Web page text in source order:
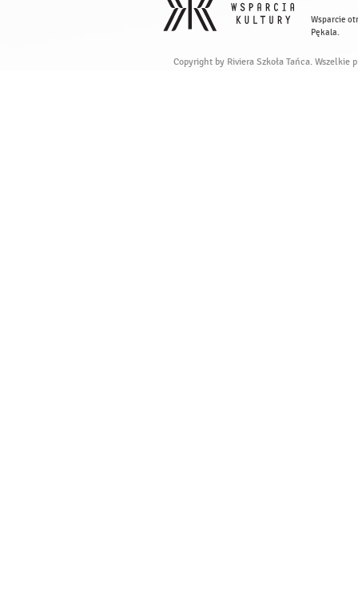
Wsparcie
Pękala.
Copyright by Riviera Szkoła Tańca. Wszelkie